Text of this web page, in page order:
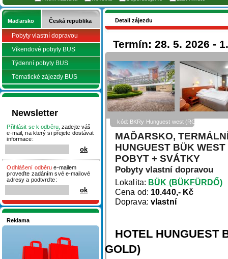
Maďarsko Česká republika
Pobyty vlastní dopravou
Víkendové pobyty BUS
Týdenní pobyty BUS
Tématické zájezdy BUS
Newsletter
Přihlásit se k odběru, zadejte váš
e-mail, na který si přejete dostávat
informace:
Odhlášení odběru e-mailem
proveďte zadáním své e-mailové
adresy a podtvrďte:
Reklama
Detail zájezdu
Termín: 28. 5. 2026 -
kód: BKRy Hunguest west (RGold)
MAĎARSKO,
HUNGUEST BÜK
POBYT + SVÁTKY
Pobyty vlastní dopravou
Lokalita: BÜK (BÜKFÜRDŐ)
Cena od: 10.440,- Kč
Doprava:vlastní
HOTEL HUNGUEST
GOLD)